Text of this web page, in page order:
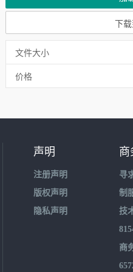
下
文件大小
价格
声明
注册声明
版权声明
隐私声明
商
寻
制
技
商